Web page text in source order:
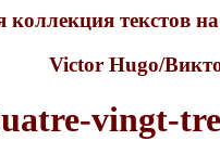
коллекция текстов
Victor Hugo/
vingt-